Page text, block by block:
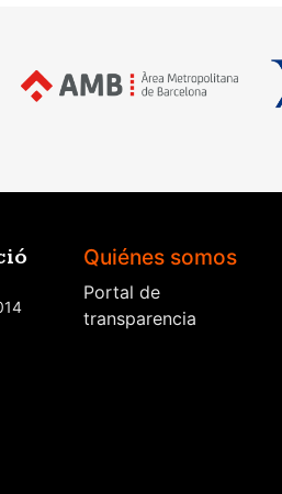
Quiénes somos
Portal de
transparencia